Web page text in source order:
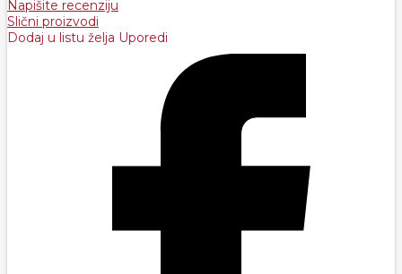
Napišite recenziju
Slični proizvodi
Dodaj u listu želja Uporedi